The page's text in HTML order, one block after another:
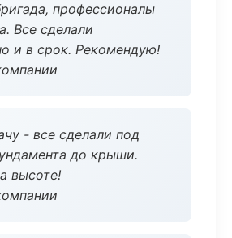
профессионалы
Все сделали
и в срок. Рекомендую!
- все сделали под
до крыши.
высоте!